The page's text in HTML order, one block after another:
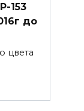
153
до
цвета